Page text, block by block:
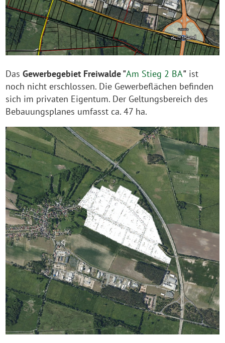
DasGewerbegebiet Freiwalde "Am Stieg 2 BA" ist
noch nicht erschlossen. Die Gewerbeflächen befinden
sich im privaten Eigentum. Der Geltungsbereich des
Bebauungsplanes umfasst ca. 47 ha.